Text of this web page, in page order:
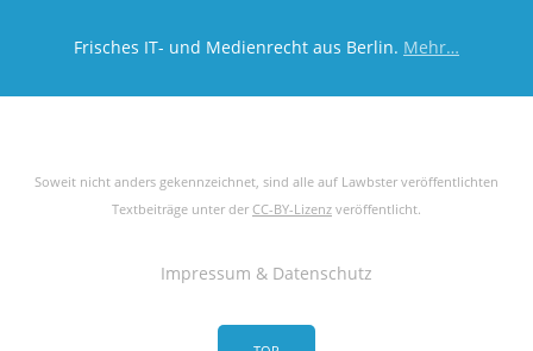
Frisches IT- und Medienrecht aus Berlin. Mehr…
Soweit nicht anders gekennzeichnet, sind alle auf Lawbster veröffentlichten
Textbeiträge unter der CC-BY-Lizenz veröffentlicht.
Impressum & Datenschutz